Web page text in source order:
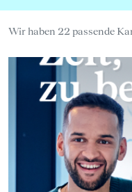
Wir haben 22 passende